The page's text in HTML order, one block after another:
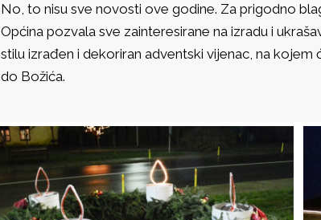
No, to nisu sve novosti ove godine. Za prigodno
Općina pozvala sve zainteresirane na izradu i
stilu izrađen i dekoriran adventski vijenac, na
do Božića.